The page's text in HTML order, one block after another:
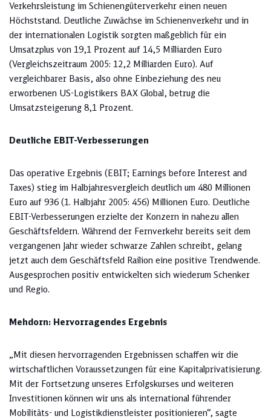
Verkehrsleistung im Schienengüterverkehr einen neuen
Höchststand. Deutliche Zuwächse im Schienenverkehr und in
der internationalen Logistik sorgten maßgeblich für ein
Umsatzplus von 19,1 Prozent auf 14,5 Milliarden Euro
(Vergleichszeitraum 2005: 12,2 Milliarden Euro). Auf
vergleichbarer Basis, also ohne Einbeziehung des neu
erworbenen US-Logistikers BAX Global, betrug die
Umsatzsteigerung 8,1 Prozent.
Deutliche EBIT-Verbesserungen
Das operative Ergebnis (EBIT; Earnings before Interest and
Taxes) stieg im Halbjahresvergleich deutlich um 480 Millionen
Euro auf 936 (1. Halbjahr 2005: 456) Millionen Euro. Deutliche
EBIT-Verbesserungen erzielte der Konzern in nahezu allen
Geschäftsfeldern. Während der Fernverkehr bereits seit dem
vergangenen Jahr wieder schwarze Zahlen schreibt, gelang
jetzt auch dem Geschäftsfeld Railion eine positive Trendwende.
Ausgesprochen positiv entwickelten sich wiederum Schenker
und Regio.
Mehdorn: Hervorragendes Ergebnis
„Mit diesen hervorragenden Ergebnissen schaffen wir die
wirtschaftlichen Voraussetzungen für eine Kapitalprivatisierung.
Mit der Fortsetzung unseres Erfolgskurses und weiteren
Investitionen können wir uns als international führender
Mobilitäts- und Logistikdienstleister positionieren“, sagte